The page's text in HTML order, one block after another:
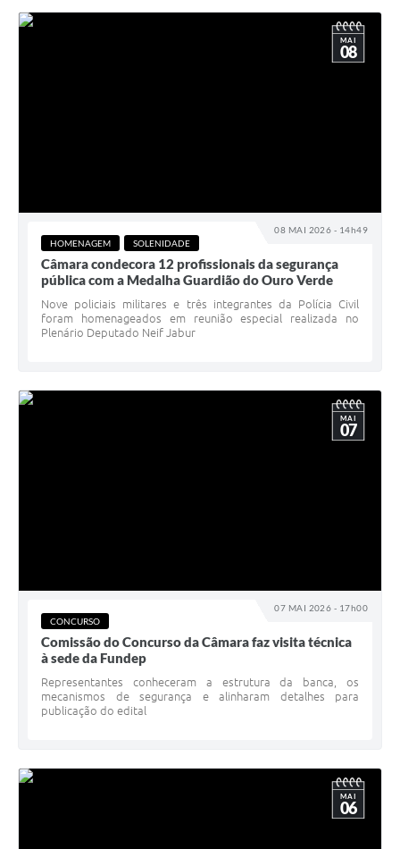
08 MAI 2026 - 14h49
MAI
08
HOMENAGEM SOLENIDADE
Câmara condecora 12 profissionais da segurança
pública com a Medalha Guardião do Ouro Verde
Nove policiais militares e três integrantes da Polícia Civil
foram homenageados em reunião especial realizada no
Plenário Deputado Neif Jabur
07 MAI 2026 - 17h00
MAI
07
CONCURSO
Comissão do Concurso da Câmara faz visita técnica
à sede da Fundep
Representantes conheceram a estrutura da banca, os
mecanismos de segurança e alinharam detalhes para
publicação do edital
MAI
06